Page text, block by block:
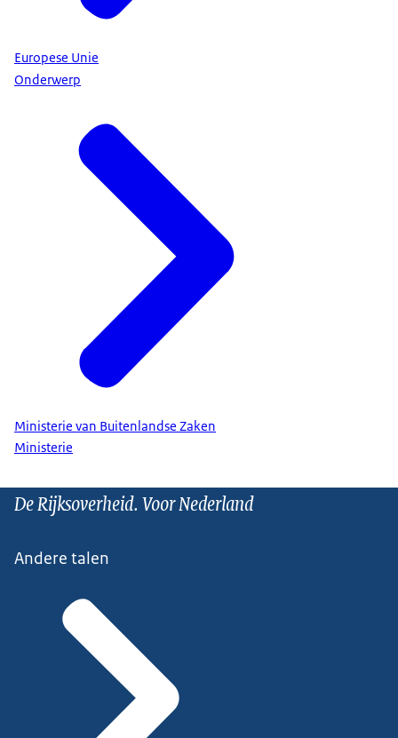
Europese Unie
Onderwerp
Ministerie van Buitenlandse Zaken
Ministerie
De Rijksoverheid. Voor Nederland
Andere talen